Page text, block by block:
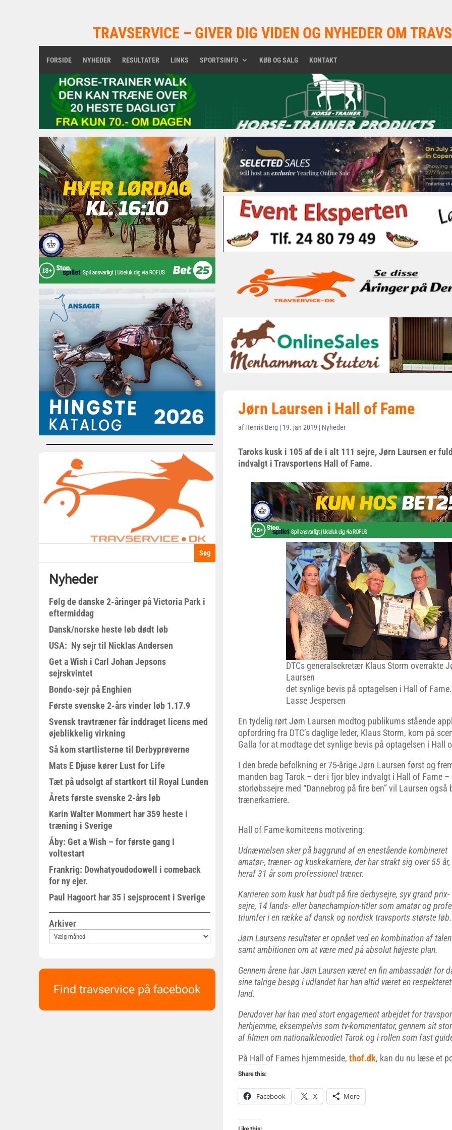
TRAVSERVICE – GIVER DIG VIDEN OG NYHEDER OM
FORSIDE NYHEDER RESULTATER LINKS SPORTSINFO KØB OG SALG KONTAKT
Nyheder
Følg de danske 2-åringer på Victoria Park i
eftermiddag
Dansk/norske heste løb dødt løb
USA: Ny sejr til Nicklas Andersen
Get a Wish i Carl Johan Jepsons
sejrskvintet
Bondo-sejr på Enghien
Første svenske 2-års vinder løb 1.17.9
Svensk travtræner får inddraget licens med
øjeblikkelig virkning
Så kom startlisterne til Derbyprøverne
Mats E Djuse kører Lust for Life
Tæt på udsolgt af startkort til Royal Lunden
Årets første svenske 2-års løb
Karin Walter Mommert har 359 heste i
træning i Sverige
Åby: Get a Wish – for første gang I
voltestart
Frankrig: Dowhatyoudodowell i comeback
for ny ejer.
Paul Hagoort har 35 i sejsprocent i Sverige
Arkiver
Find travservice på facebook
Jørn Laursen i Hall of Fame
afHenrik Berg | 19. jan 2019 | Nyheder
Taroks kusk i 105 af de i alt 111 sejre, Jørn Laursen er
indvalgt i Travsportens Hall of Fame.
DTCs generalsekretær Klaus Storm overrakte
Laursen
det synlige bevis på optagelsen i Hall of
Lasse Jespersen
En tydelig rørt Jørn Laursen modtog publikums stående
opfordring fra DTC’s daglige leder, Klaus Storm, kom på
Galla for at modtage det synlige bevis på optagelsen i Hall
I den brede befolkning er 75-årige Jørn Laursen først og
manden bag Tarok – der i fjor blev indvalgt i Hall of Fame
storløbssejre med “Dannebrog på fire ben” vil Laursen
trænerkarriere.
Hall of Fame-komiteens motivering:
Udnævnelsen sker på baggrund af en enestående kombineret
amatør-, træner- og kuskekarriere, der har strakt sig over 55 år,
heraf 31 år som professionel træner.
Karrieren som kusk har budt på fire derbysejre, syv grand prix-
sejre, 14 lands- eller banechampion-titler som amatør og
triumfer i en række af dansk og nordisk travsports største løb.
Jørn Laursens resultater er opnået ved en kombination af
samt ambitionen om at være med på absolut højeste plan.
Gennem årene har Jørn Laursen været en fin ambassadør for
sine talrige besøg i udlandet har han altid været en
land.
Derudover har han med stort engagement arbejdet for
herhjemme, eksempelvis som tv-kommentator, gennem sit
af filmen om nationalklenodiet Tarok og i rollen som fast
På Hall of Fames hjemmeside, thof.dk, kan du nu læse et
Share this:
Facebook X More